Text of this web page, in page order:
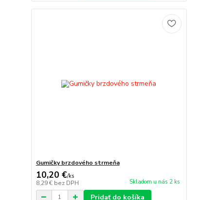
Gumičky brzdového strmeňa
10,20 €/ks
8,29 € bez DPH Skladom u nás 2 ks
Pridať do košíka